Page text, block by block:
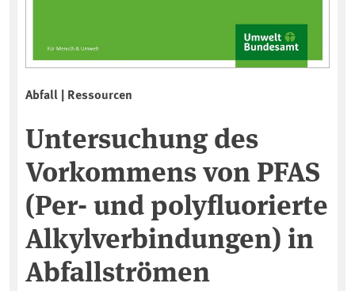
Abfall | Ressourcen
Untersuchung des
Vorkommens von PFAS
(Per- und polyfluorierte
Alkylverbindungen) in
Abfallströmen